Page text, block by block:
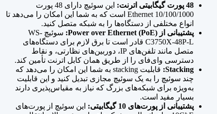
48 پورت گیگابیتی اترنت:
این سوئیچ دارای 48 پورت
10/100/1000 Ethernet است که به شما این امکان را می‌دهد تا
انواع مختلفی از دستگاه‌ها را به شبکه متصل کنید.
پشتیبانی از Power over Ethernet (PoE):
سوئیچ WS-
C3750X-48P-L قادر است تا برق لازم برای دستگاه‌های
متصل مانند تلفن‌های IP، دوربین‌های نظارتی، و نقاط
دسترسی وای‌فای را از طریق همان کابل اترنت تأمین کند.
Stacking:
قابلیت stacking به شما این امکان را می‌دهد که
چند سوئیچ را به یک سوئیچ مجازی تبدیل کنید و این قابلیت
به‌ویژه برای شبکه‌های بزرگ که نیاز به مقیاس‌پذیری دارند
بسیار مفید است.
پشتیبانی از پورت‌های 10 گیگابیتی:
این سوئیچ از پورت‌های